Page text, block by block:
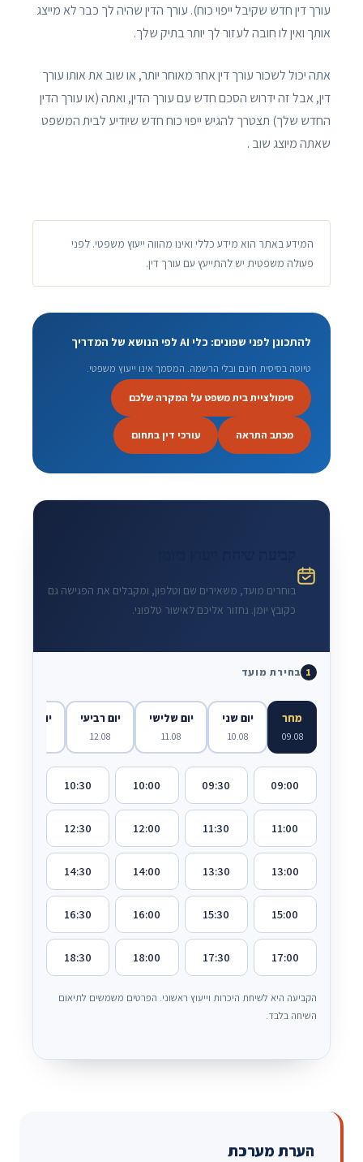
עורך דין חדש שקיבל ייפוי כוח). עורך הדין שהיה לך כבר לא מייצג
אותך ואין לו חובה לעזור לך יותר בתיק שלך.
אתה יכול לשכור עורך דין אחר מאוחר יותר, או שוב את אותו עורך
דין, אבל זה ידרוש הסכם חדש עם עורך הדין, ואתה (או עורך הדין
החדש שלך) תצטרך להגיש ייפוי כוח חדש שיודיע לבית המשפט
שאתה מיוצג שוב .
המידע באתר הוא מידע כללי ואינו מהווה ייעוץ משפטי. לפני
פעולה משפטית יש להתייעץ עם עורך דין.
להתכונן לפני שפונים: כלי AI לפי הנושא של המדריך
טיוטה בסיסית חינם ובלי הרשמה. המסמך אינו ייעוץ משפטי.
סימולציית בית משפט על המקרה שלכם
מכתב התראה עורכי דין בתחום
בוחרים מועד, משאירים שם וטלפון, ומקבלים את הפגישה גם
כקובץ יומן. נחזור אליכם לאישור טלפוני.
1 בחירת מועד
מחר
09.08
יום שני
10.08
יום שלישי
11.08
יום רביעי
12.08
יום חמישי
09:00
09:30
10:00
10:30
11:00
11:30
12:00
12:30
13:00
13:30
14:00
14:30
15:00
15:30
16:00
16:30
17:00
17:30
18:00
18:30
הקביעה היא לשיחת היכרות וייעוץ ראשוני. הפרטים משמשים לתיאום
השיחה בלבד.
הערת מערכת